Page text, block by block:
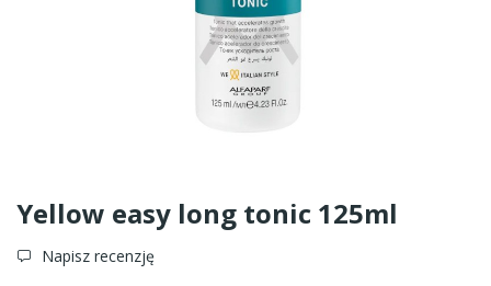
Yellow easy long tonic 125ml
Napisz recenzję